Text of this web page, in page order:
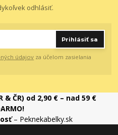
odhlásiť.
Prihlásiť sa
údajov za účelom zasielania
ČR) od 2,90 € – nad 59 €
– Peknekabelky.sk